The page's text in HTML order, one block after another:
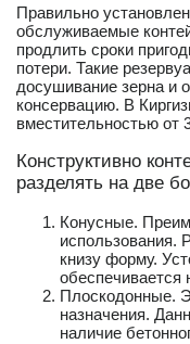
Правильно
обслуживаемые
продлить сроки
потери. Такие
досушивание зерна и
консервацию. В
вместительностью от
Конструктивно
разделять на две
Конусные.
использования.
книзу форму.
обеспечивается
Плоскодонные.
назначения.
наличие